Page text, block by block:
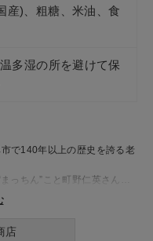
産)、粗糖、米油、食
多湿の所を避けて保
で140年以上の歴史を誇る老
っちん”こと町野仁英さんが
プトに、誰もが安心して食
を是非ご賞味下さい
店